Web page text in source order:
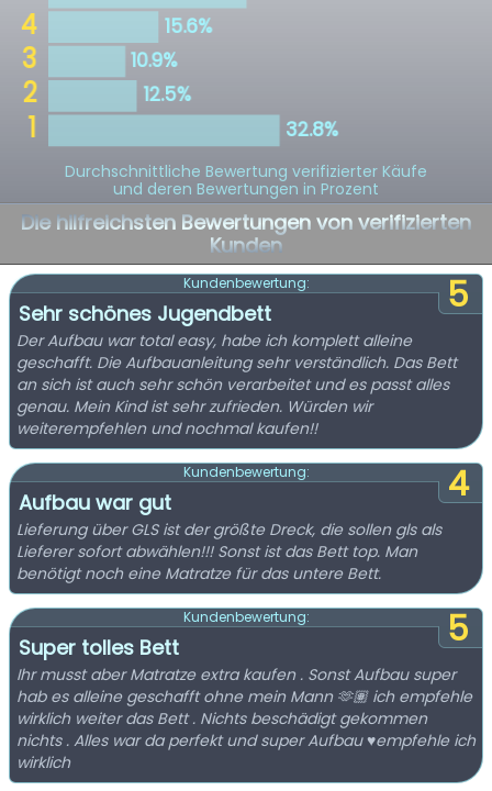
Durchschnittliche Bewertung verifizierter Käufe
und deren Bewertungen in Prozent
Die hilfreichsten Bewertungen von verifizierten
Kunden
5
Kundenbewertung:
Sehr schönes Jugendbett
Der Aufbau war total easy, habe ich komplett alleine
geschafft. Die Aufbauanleitung sehr verständlich. Das Bett
an sich ist auch sehr schön verarbeitet und es passt alles
genau. Mein Kind ist sehr zufrieden. Würden wir
weiterempfehlen und nochmal kaufen!!
4
Kundenbewertung:
Aufbau war gut
Lieferung über GLS ist der größte Dreck, die sollen gls als
Lieferer sofort abwählen!!! Sonst ist das Bett top. Man
benötigt noch eine Matratze für das untere Bett.
5
Kundenbewertung:
Super tolles Bett
Ihr musst aber Matratze extra kaufen . Sonst Aufbau super
hab es alleine geschafft ohne mein Mann 🫶🏽 ich empfehle
wirklich weiter das Bett . Nichts beschädigt gekommen
nichts . Alles war da perfekt und super Aufbau ♥️empfehle ich
wirklich